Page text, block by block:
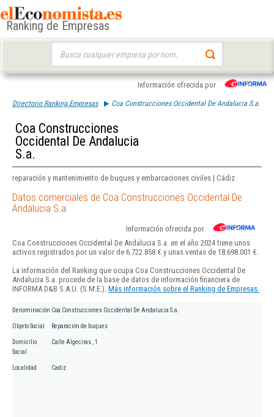
Ranking de Empresas
Información ofrecida por
Directorio Ranking Empresas Coa Construcciones Occidental De Andalucia S.a.
Coa Construcciones
Occidental De Andalucia
S.a.
reparación y mantenimiento de buques y embarcaciones civiles | Cádiz
Datos comerciales de Coa Construcciones Occidental De
Andalucia S.a.
Información ofrecida por
Coa Construcciones Occidental De Andalucia S.a. en el año 2024 tiene unos
activos registrados por un valor de 6.722.858 € y unas ventas de 18.698.001 €.
La información del Ranking que ocupa Coa Construcciones Occidental De
Andalucia S.a. procede de la base de datos de información financiera de
INFORMA D&B S.A.U. (S.M.E.). Más información sobre el Ranking de Empresas.
Denominación Coa Construcciones Occidental De Andalucia S.a.
Objeto Social Reparación de buques
Domicilio
Social
Calle Algeciras , 1
Localidad Cadiz